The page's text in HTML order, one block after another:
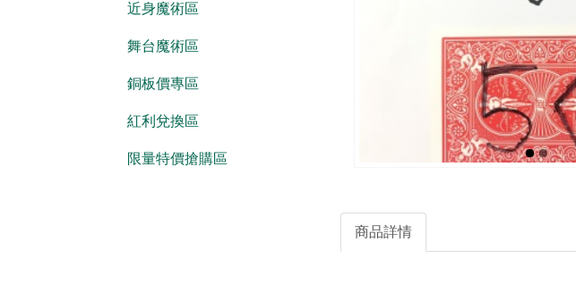
近身魔術區
舞台魔術區
銅板價專區
紅利兌換區
限量特價搶購區
商品詳情